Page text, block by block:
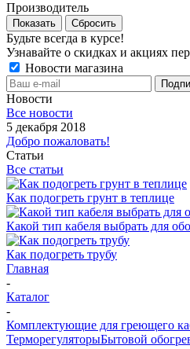
Производитель
Сбросить
Будьте всегда в курсе!
Узнавайте о скидках и акциях
Новости магазина
Новости
Все новости
5 декабря 2018
Добро пожаловать!
Статьи
Все статьи
Как подогреть грунт в теплице
Какой тип кабеля выбрать для
Как подогреть трубу
Главная
-
Каталог
-
Комплектующие для греющего
ТерморегуляторыБытовой